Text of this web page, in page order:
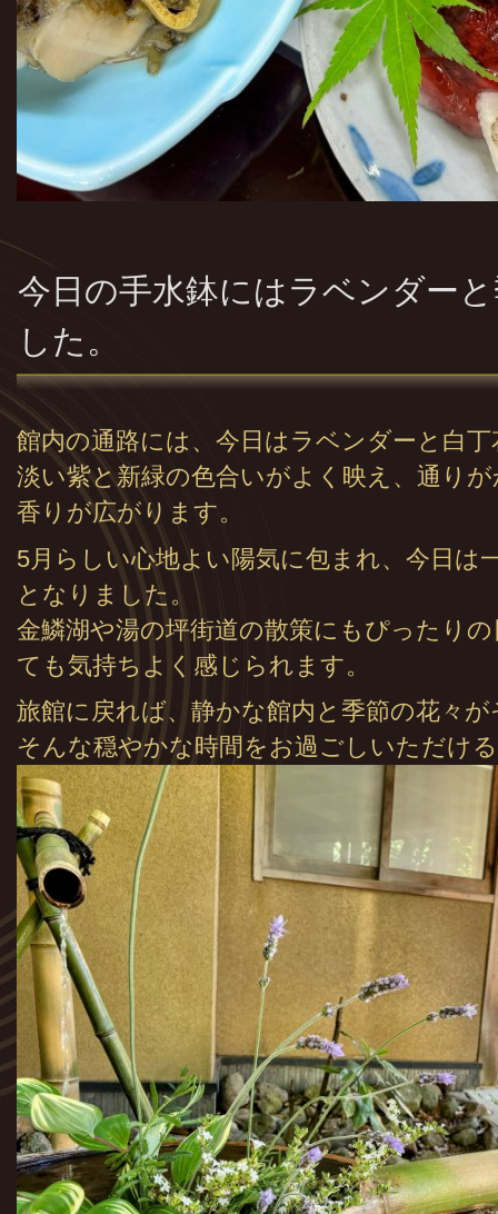
今日の手水鉢にはラベンダー
した。
館内の通路には、今日はラベンダーと白
淡い紫と新緑の色合いがよく映え、通り
香りが広がります。
5月らしい心地よい陽気に包まれ、今日は
となりました。
金鱗湖や湯の坪街道の散策にもぴったり
ても気持ちよく感じられます。
旅館に戻れば、静かな館内と季節の花々
そんな穏やかな時間をお過ごしいただけ